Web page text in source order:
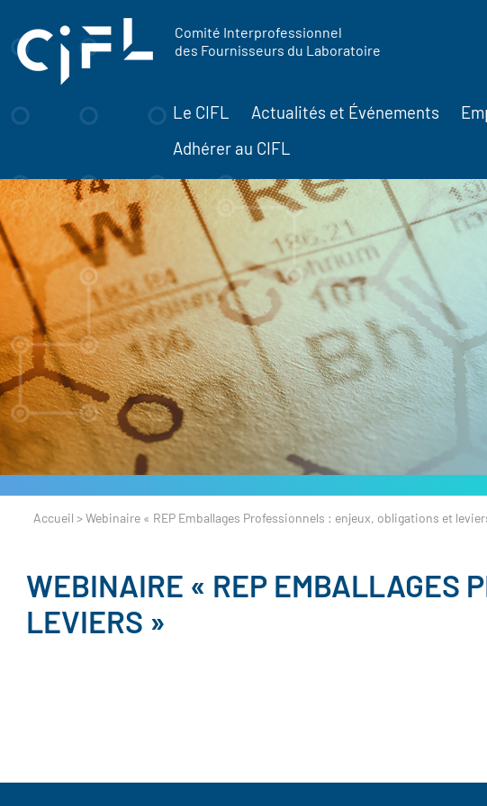
Comité Interprofessionnel
des Fournisseurs du Laboratoire
Le CIFL Actualités et Événements
Adhérer au CIFL
Accueil > Webinaire « REP Emballages Professionnels : enjeux, obligations et
WEBINAIRE « REP EMBALLAGES
LEVIERS »